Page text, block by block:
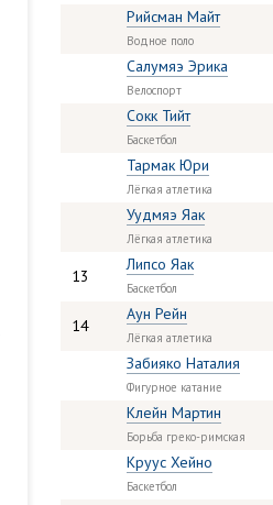
Рийсман Майт
Водное поло
Салумяэ Эрика
Велоспорт
Сокк Тийт
Баскетбол
Тармак Юри
Лёгкая атлетика
Уудмяэ Яак
Лёгкая атлетика
13
Липсо Яак
Баскетбол
14
Аун Рейн
Лёгкая атлетика
Забияко Нaталия
Фигурное катание
Клейн Мартин
Борьба греко-римская
Круус Хейно
Баскетбол